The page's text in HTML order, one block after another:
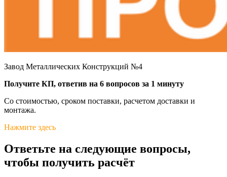
Завод Металлических Конструкций №4
Получите КП, ответив на 6 вопросов за 1 минуту
Со стоимостью, сроком поставки, расчетом доставки и
монтажа.
Нажмите здесь
Ответьте на следующие вопросы,
чтобы получить расчёт